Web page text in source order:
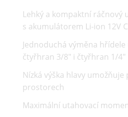
Lehký a kompaktní ráčnový
s akumulátorem Li-ion 12V
Jednoduchá výměna
čtyřhran 3/8" i čtyřhran 1/4"
Nízká výška hlavy
prostorech
Maximální utahovací